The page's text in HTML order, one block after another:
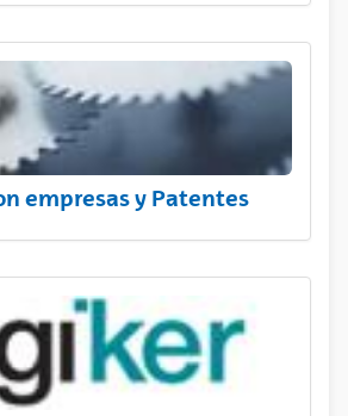
empresas y Patentes